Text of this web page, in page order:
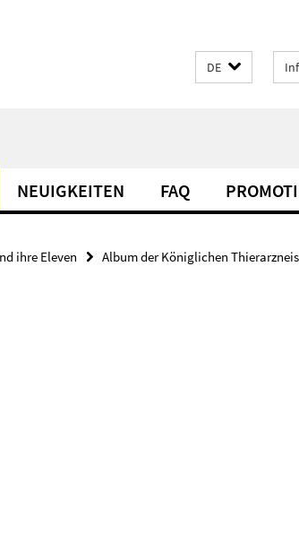
DE
NEUIGKEITEN FAQ
ihre Eleven Album der Königlichen